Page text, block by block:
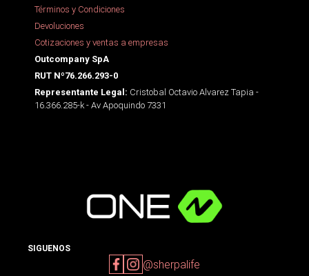
Términos y Condiciones
Devoluciones
Cotizaciones y ventas a empresas
Outcompany SpA
RUT Nº76.266.293-0
Representante Legal: Cristobal Octavio Alvarez Tapia -
16.366.285-k - Av Apoquindo 7331
SIGUENOS
@sherpalife